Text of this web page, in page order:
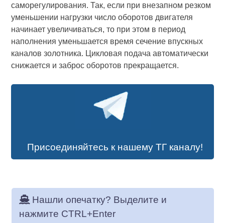
саморегулирования. Так, если при внезапном резком
уменьшении нагрузки число оборотов двигателя
начинает увеличиваться, то при этом в период
наполнения уменьшается время сечение впускных
каналов золотника. Цикловая подача автоматически
снижается и заброс оборотов прекращается.
Присоединяйтесь к нашему ТГ каналу!
Нашли опечатку? Выделите и
нажмите CTRL+Enter